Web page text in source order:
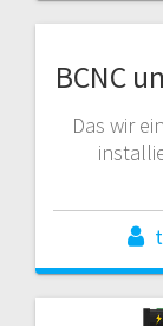
BCNC
Das wir